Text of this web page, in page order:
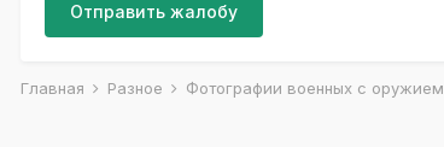
Отправить жалобу
Главная Разное Фотографии военных с оружием